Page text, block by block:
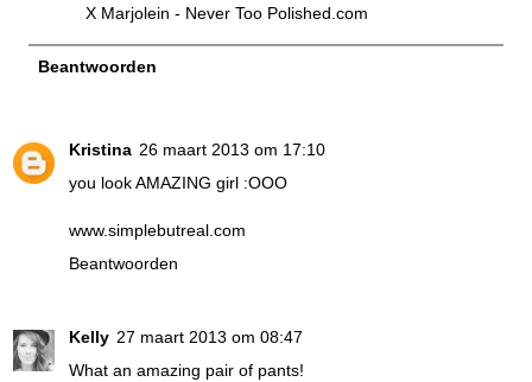
X Marjolein - Never Too Polished.com
Beantwoorden
Kristina 26 maart 2013 om 17:10
you look AMAZING girl :OOO
www.simplebutreal.com
Beantwoorden
Kelly 27 maart 2013 om 08:47
What an amazing pair of pants!